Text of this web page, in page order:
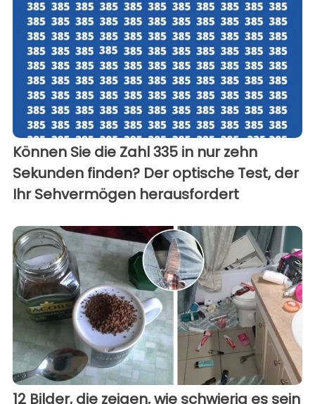
Können Sie die Zahl 335 in nur zehn
Sekunden finden? Der optische Test, der
Ihr Sehvermögen herausfordert
12 Bilder, die zeigen, wie schwierig es sein